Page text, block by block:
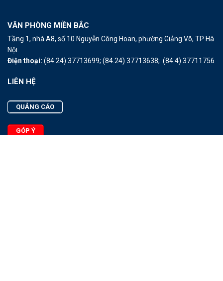
VĂN PHÒNG MIỀN BẮC
Tầng 1, nhà A8, số 10 Nguyễn Công Hoan, phường Giảng Võ, TP Hà
Nội.
Điện thoại: (84.24) 37713699; (84.24) 37713638; (84.4) 37711756
LIÊN HỆ
QUẢNG CÁO
GÓP Ý